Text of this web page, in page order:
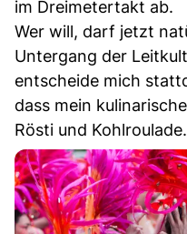
im Dreimetertakt ab.
Wer will, darf jetzt
Untergang der
entscheide mich
dass mein
Rösti und Kohlroulade.